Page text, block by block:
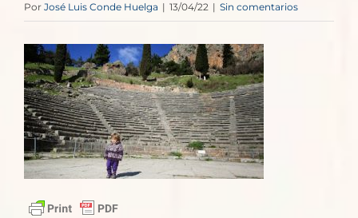
Por José Luis Conde Huelga | 13/04/22 | Sin comentarios